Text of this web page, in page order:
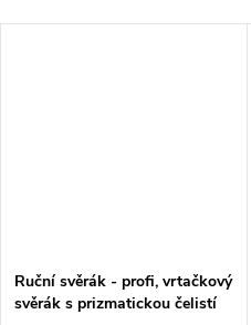
Ruční svěrák - profi, vrtačkový
svěrák s prizmatickou čelistí